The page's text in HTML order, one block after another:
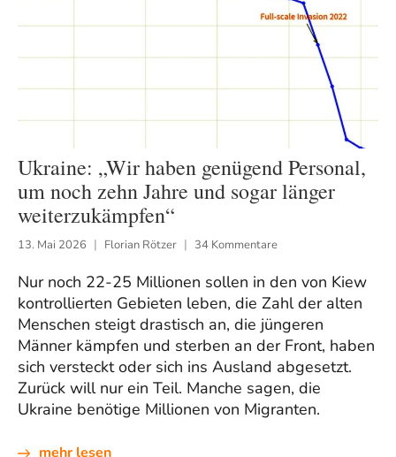
Ukraine: „Wir haben genügend Personal,
um noch zehn Jahre und sogar länger
weiterzukämpfen“
13. Mai 2026 Florian Rötzer 34 Kommentare
Nur noch 22-25 Millionen sollen in den von Kiew
kontrollierten Gebieten leben, die Zahl der alten
Menschen steigt drastisch an, die jüngeren
Männer kämpfen und sterben an der Front, haben
sich versteckt oder sich ins Ausland abgesetzt.
Zurück will nur ein Teil. Manche sagen, die
Ukraine benötige Millionen von Migranten.
mehr lesen